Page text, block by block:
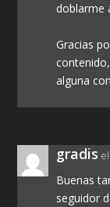
doblarme
Gracias
alguna
gradis
Buenas
seguidor